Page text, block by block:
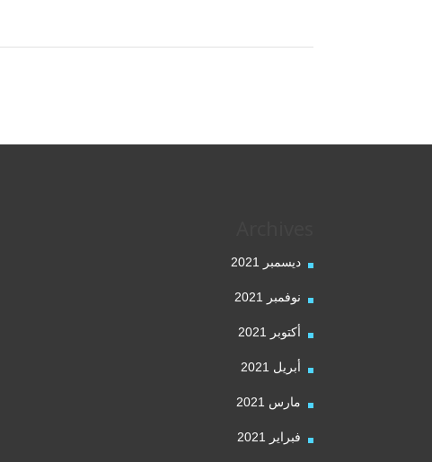
ديسمبر 2021
نوفمبر 2021
أكتوبر 2021
أبريل 2021
مارس 2021
فبراير 2021